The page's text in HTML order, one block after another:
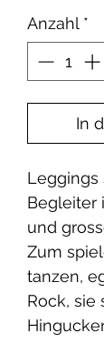
Anzahl *
In
Leggings
Begleiter
und
Zum
tanzen,
Rock, sie